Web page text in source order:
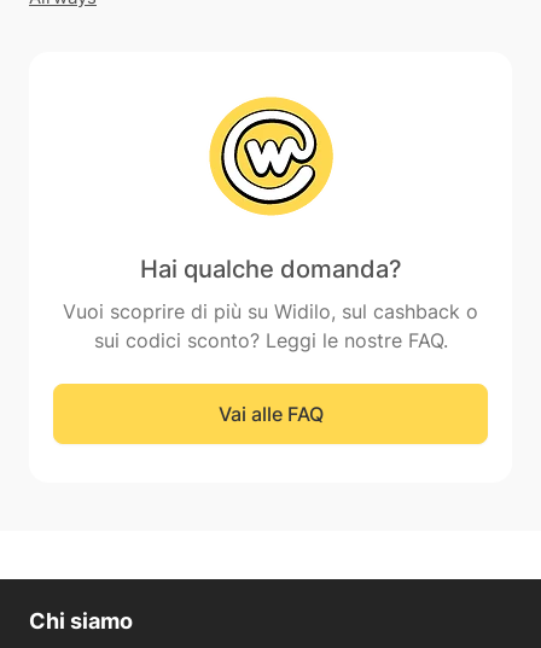
Hai qualche domanda?
Vuoi scoprire di più su Widilo, sul cashback o
sui codici sconto? Leggi le nostre FAQ.
Vai alle FAQ
Chi siamo